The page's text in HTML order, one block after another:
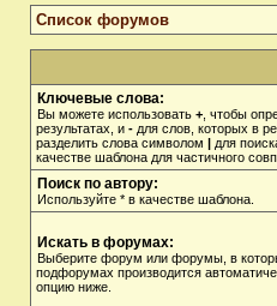
Список форумов
Ключевые слова:
Вы можете использовать + , чтобы
результатах, и - для слов, которых в
разделить слова символом | для
качестве шаблона для частичного
Поиск по автору:
Используйте * в качестве шаблона.
Искать в форумах:
Выберите форум или форумы, в
подфорумах производится
опцию ниже.